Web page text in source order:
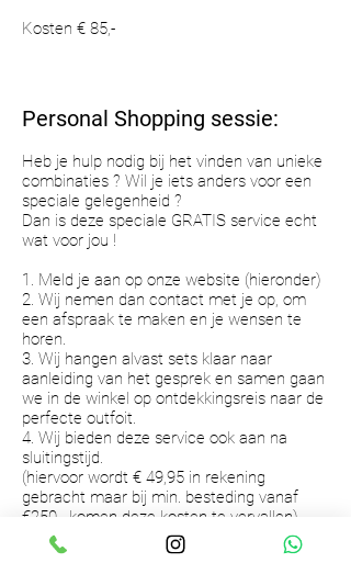
Kosten € 85,-
Personal Shopping sessie:
Heb je hulp nodig bij het vinden van unieke
combinaties ? Wil je iets anders voor een
speciale gelegenheid ?
Dan is deze speciale GRATIS service echt
wat voor jou !
1. Meld je aan op onze website (hieronder)
2. Wij nemen dan contact met je op, om
een afspraak te maken en je wensen te
horen.
3. Wij hangen alvast sets klaar naar
aanleiding van het gesprek en samen gaan
we in de winkel op ontdekkingsreis naar de
perfecte outfoit.
4. Wij bieden deze service ook aan na
sluitingstijd.
(hiervoor wordt € 49,95 in rekening
gebracht maar bij min. besteding vanaf
€250,- komen deze kosten te vervallen)